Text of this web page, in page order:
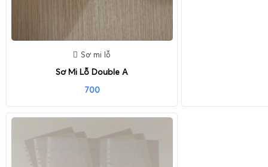
Sơ mi lỗ
Sơ Mi Lỗ Double A
700